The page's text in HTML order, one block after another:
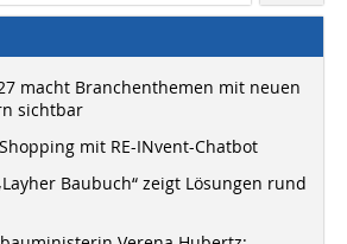
macht Branchenthemen mit neuen
sichtbar
mit RE-INvent-Chatbot
Baubuch“ zeigt Lösungen rund